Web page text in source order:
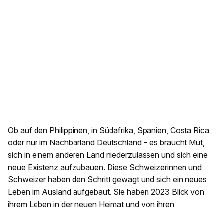
Ob auf den Philippinen, in Südafrika, Spanien, Costa Rica
oder nur im Nachbarland Deutschland – es braucht Mut,
sich in einem anderen Land niederzulassen und sich eine
neue Existenz aufzubauen. Diese Schweizerinnen und
Schweizer haben den Schritt gewagt und sich ein neues
Leben im Ausland aufgebaut. Sie haben 2023 Blick von
ihrem Leben in der neuen Heimat und von ihren